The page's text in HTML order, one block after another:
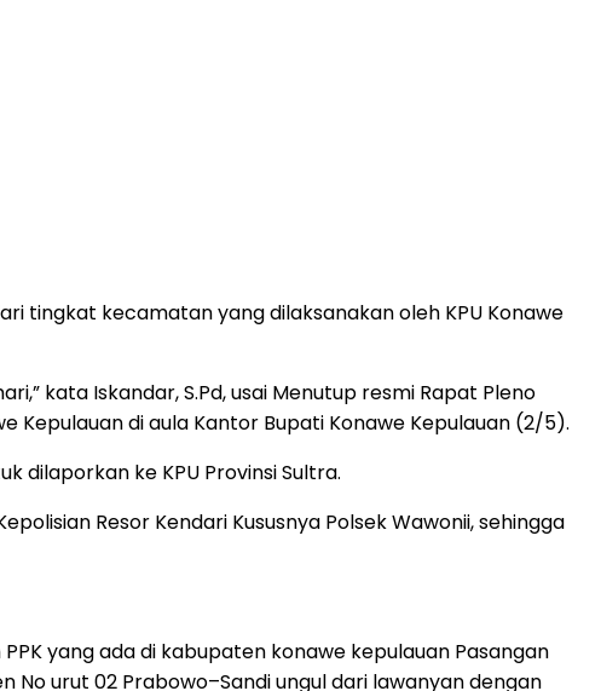
tingkat kecamatan yang dilaksanakan oleh KPU Konawe
kata Iskandar, S.Pd, usai Menutup resmi Rapat Pleno
Kepulauan di aula Kantor Bupati Konawe Kepulauan (2/5).
dilaporkan ke KPU Provinsi Sultra.
Resor Kendari Kususnya Polsek Wawonii, sehingga
yang ada di kabupaten konawe kepulauan Pasangan
No urut 02 Prabowo–Sandi ungul dari lawanyan dengan